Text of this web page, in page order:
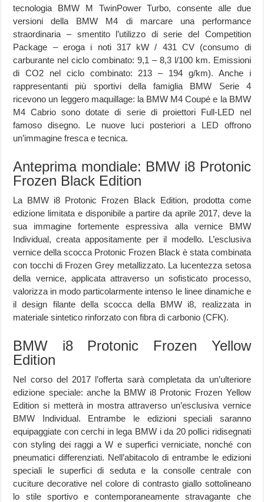
tecnologia BMW M TwinPower Turbo, consente alle due
versioni della BMW M4 di marcare una performance
straordinaria – smentito l’utilizzo di serie del Competition
Package – eroga i noti 317 kW / 431 CV (consumo di
carburante nel ciclo combinato: 9,1 – 8,3 l/100 km. Emissioni
di CO2 nel ciclo combinato: 213 – 194 g/km). Anche i
rappresentanti più sportivi della famiglia BMW Serie 4
ricevono un leggero maquillage: la BMW M4 Coupé e la BMW
M4 Cabrio sono dotate di serie di proiettori Full-LED nel
famoso disegno. Le nuove luci posteriori a LED offrono
un’immagine fresca e tecnica.
Anteprima mondiale: BMW i8 Protonic
Frozen Black Edition
La BMW i8 Protonic Frozen Black Edition, prodotta come
edizione limitata e disponibile a partire da aprile 2017, deve la
sua immagine fortemente espressiva alla vernice BMW
Individual, creata appositamente per il modello. L’esclusiva
vernice della scocca Protonic Frozen Black è stata combinata
con tocchi di Frozen Grey metallizzato. La lucentezza setosa
della vernice, applicata attraverso un sofisticato processo,
valorizza in modo particolarmente intenso le linee dinamiche e
il design filante della scocca della BMW i8, realizzata in
materiale sintetico rinforzato con fibra di carbonio (CFK).
BMW i8 Protonic Frozen Yellow
Edition
Nel corso del 2017 l’offerta sarà completata da un’ulteriore
edizione speciale: anche la BMW i8 Protonic Frozen Yellow
Edition si metterà in mostra attraverso un’esclusiva vernice
BMW Individual. Entrambe le edizioni speciali saranno
equipaggiate con cerchi in lega BMW i da 20 pollici ridisegnati
con styling dei raggi a W e superfici verniciate, nonché con
pneumatici differenziati. Nell’abitacolo di entrambe le edizioni
speciali le superfici di seduta e la consolle centrale con
cuciture decorative nel colore di contrasto giallo sottolineano
lo stile sportivo e contemporaneamente stravagante che